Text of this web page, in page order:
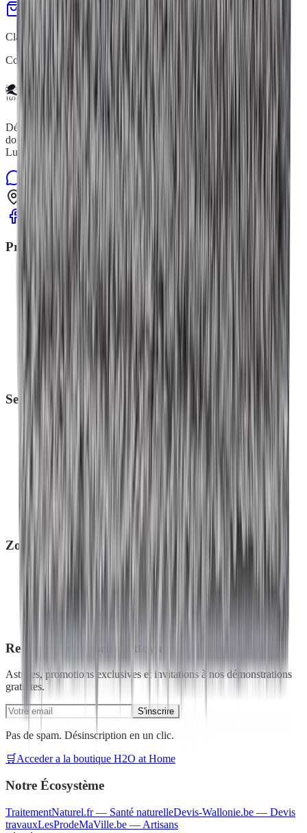
Commander maintenant
Demo gratuite à domicile
Claire Mercenier
Conseillère Indépendante H2O at Home
H2O at Home
Démonstrations gratuites de produits de nettoyage écologiques à
domicile à Bruxelles, en Brabant wallon, Namur, Liège et
Luxembourg.
Produits
Nettoyage et entretien du sol
Linge de bain
Hygiène
Cosmétiques bio
Aromathérapie
Services
Réserver une démonstration
Organiser un atelier
Promotions du mois
Commander en Belgique
Calculateur d'économies
Rejoindre mon équipe
Zones desservies
Brabant wallon
Recevez nos conseils nettoyage écologique
Astuces, promotions exclusives et invitations à nos démonstrations
gratuites.
S'inscrire
Pas de spam. Désinscription en un clic.
🛒 Acceder a la boutique H2O at Home
Notre Écosystème
TraitementNaturel.fr— Santé naturelleDevis-Wallonie.be — Devis
travauxLesProdeMaVille.be — Artisans